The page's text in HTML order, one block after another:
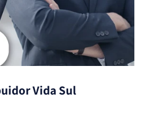
Vida Sul